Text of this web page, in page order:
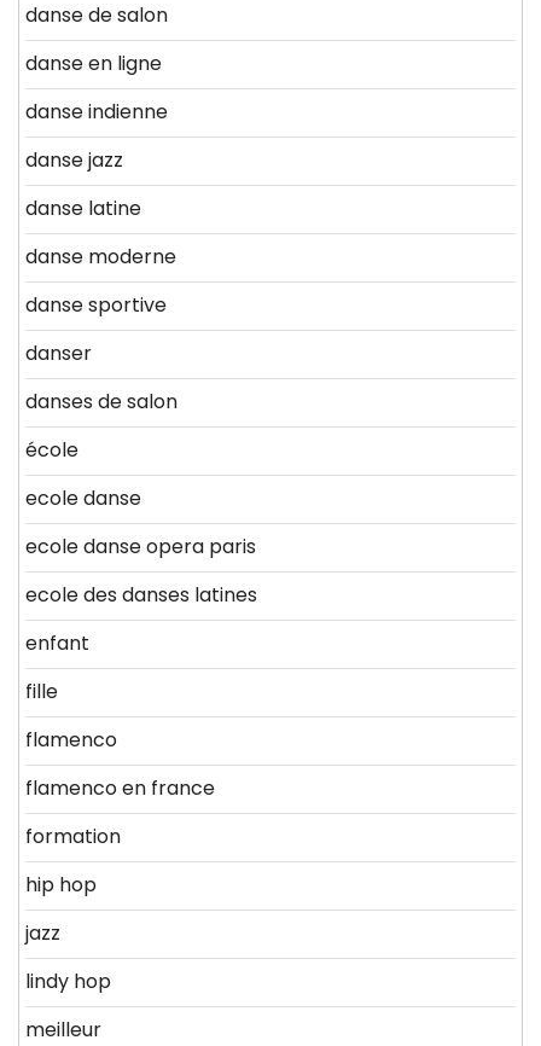
danse de salon
danse en ligne
danse indienne
danse jazz
danse latine
danse moderne
danse sportive
danser
danses de salon
école
ecole danse
ecole danse opera paris
ecole des danses latines
enfant
fille
flamenco
flamenco en france
formation
hip hop
jazz
lindy hop
meilleur